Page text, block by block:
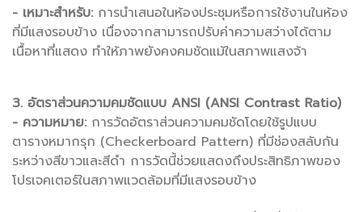
- เหมาะสำหรับ:การนำเสนอในห้องประชุมหรือการใช้งานในห้อง
ที่มีแสงรอบข้าง เนื่องจากสามารถปรับค่าความสว่างได้ตาม
เนื้อหาที่แสดง ทำให้ภาพยังคงคมชัดแม้ในสภาพแสงจ้า
3. อัตราส่วนความคมชัดแบบ ANSI (ANSI Contrast Ratio)
- ความหมาย:การวัดอัตราส่วนความคมชัดโดยใช้รูปแบบ
ตารางหมากรุก (Checkerboard Pattern) ที่มีช่องสลับกัน
ระหว่างสีขาวและสีดำ การวัดนี้ช่วยแสดงถึงประสิทธิภาพของ
โปรเจคเตอร์ในสภาพแวดล้อมที่มีแสงรอบข้าง